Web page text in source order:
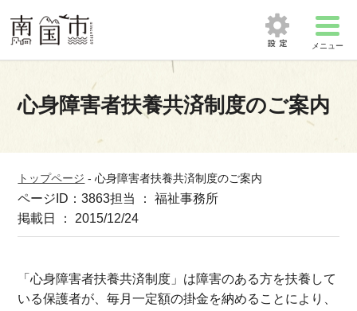
メニュー
心身障害者扶養共済制度のご案内
トップページ -心身障害者扶養共済制度のご案内
ページID：3863担当 ： 福祉事務所
掲載日 ： 2015/12/24
「心身障害者扶養共済制度」は障害のある方を扶養して
いる保護者が、毎月一定額の掛金を納めることにより、